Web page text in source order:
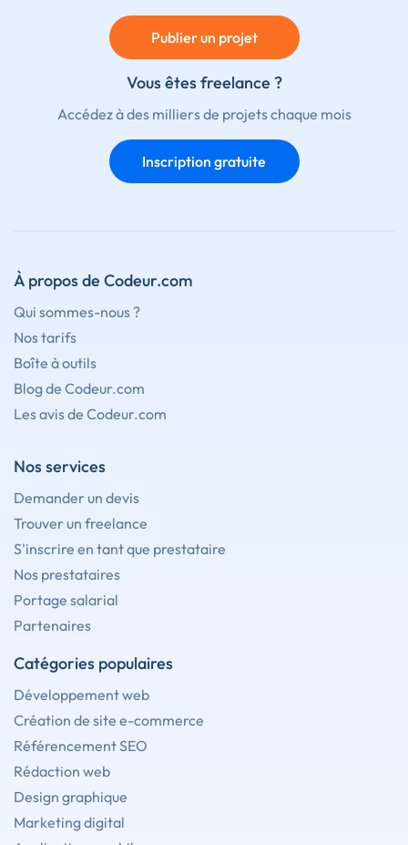
Publier un projet
Vous êtes freelance ?
Accédez à des milliers de projets chaque mois
Inscription gratuite
À propos de Codeur.com
Qui sommes-nous ?
Nos tarifs
Boîte à outils
Blog de Codeur.com
Les avis de Codeur.com
Nos services
Demander un devis
Trouver un freelance
S'inscrire en tant que prestataire
Nos prestataires
Portage salarial
Partenaires
Catégories populaires
Développement web
Création de site e-commerce
Référencement SEO
Rédaction web
Design graphique
Marketing digital